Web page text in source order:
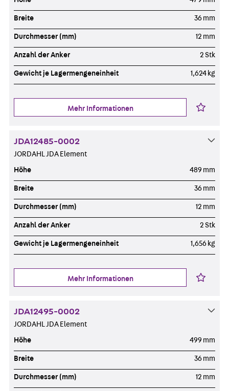
Breite 36 mm
Durchmesser (mm) 12 mm
Anzahl der Anker 2 Stk
Gewicht je Lagermengeneinheit 1,624 kg
Mehr Informationen
JDA12485-0002
JORDAHL JDA Element
Höhe 489 mm
Breite 36 mm
Durchmesser (mm) 12 mm
Anzahl der Anker 2 Stk
Gewicht je Lagermengeneinheit 1,656 kg
Mehr Informationen
JDA12495-0002
JORDAHL JDA Element
Höhe 499 mm
Breite 36 mm
Durchmesser (mm) 12 mm